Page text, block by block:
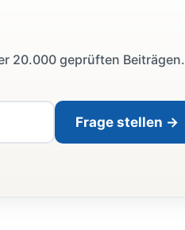
20.000 geprüften Beiträgen.
Frage stellen →